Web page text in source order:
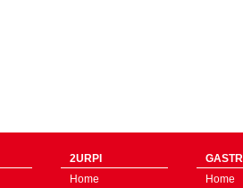
2URPI
Home
Home